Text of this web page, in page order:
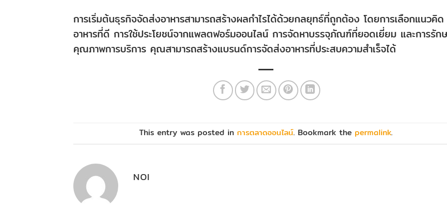
การเริ่มต้นธุรกิจจัดส่งอาหารสามารถสร้างผลกำไรได้ด้วยกลยุทธ์ที่ถูกต้อง โดยการเลือกแนวคิด
อาหารที่ดี การใช้ประโยชน์จากแพลตฟอร์มออนไลน์ การจัดหาบรรจุภัณฑ์ที่ยอดเยี่ยม และการรัก
คุณภาพการบริการ คุณสามารถสร้างแบรนด์การจัดส่งอาหารที่ประสบความสำเร็จได้
This entry was posted inการตลาดออนไลน์. Bookmark the permalink.
NOI